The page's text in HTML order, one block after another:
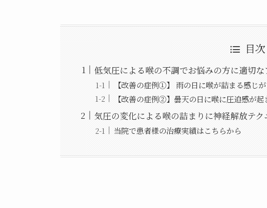
目次
低気圧による喉の不調でお悩みの方に適切な
【改善の症例①】 雨の日に喉が詰まる感じ
【改善の症例②】曇天の日に喉に圧迫感が起
気圧の変化による喉の詰まりに神経解放テク
当院で患者様の治療実績はこちらから